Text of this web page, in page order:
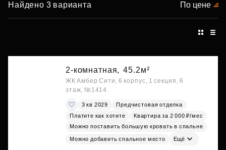
Найдено 3 варианта По цене
2-комнатная, 45.2м²
ЖК Амбер Сити, 6 корпус, 1 секция, 6
этаж, №1414
3 кв 2029
Предчистовая отделка
Платите как хотите
Квартира за 2 000 ₽/мес
Можно поставить большую кровать в спальне
Можно добавить спальное место Ещё